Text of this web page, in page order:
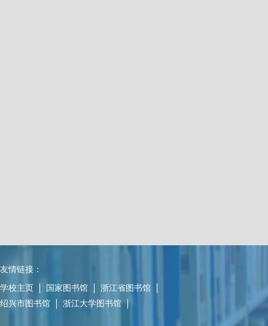
友情链接：
学校主页 国家图书馆
浙江省图书馆
绍兴市图书馆
浙江大学图书馆